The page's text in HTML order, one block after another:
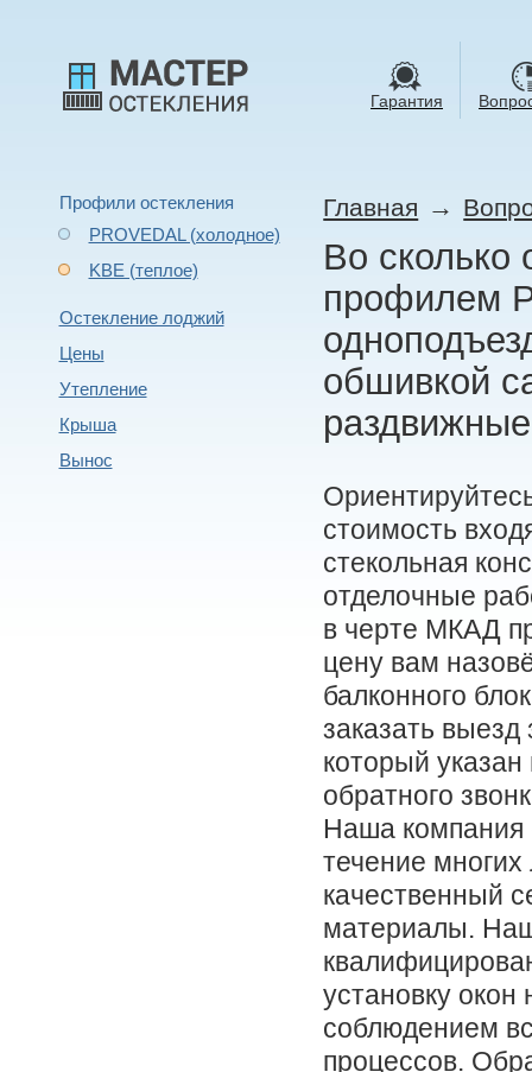
Гарантия
Профили остекления
PROVEDAL (холодное)
KBE (теплое)
Остекление лоджий
Цены
Утепление
Крыша
Вынос
Главная →
Во сколько
профилем
обшивкой
стоимость
стекольная
отделочные
в черте МКАД
цену вам
балконного
заказать
который
обратного
Наша компания
течение многих
качественный
материалы.
установку
соблюдением
процессов.